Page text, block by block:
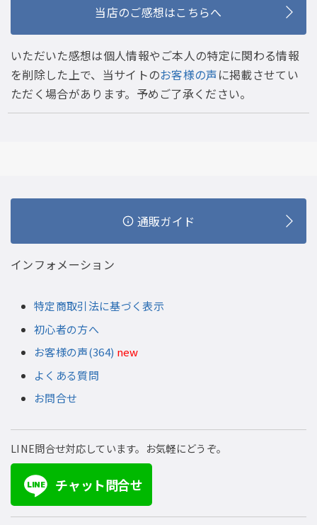
当店のご感想はこちらへ
いただいた感想は個人情報やご本人の特定に関わる情報
を削除した上で、当サイトのお客様の声に掲載させてい
ただく場合があります。予めご了承ください。
通販ガイド
インフォメーション
特定商取引法に基づく表示
初心者の方へ
お客様の声(364) new
よくある質問
お問合せ
LINE問合せ対応しています。お気軽にどうぞ。
LINE チャット問合せ